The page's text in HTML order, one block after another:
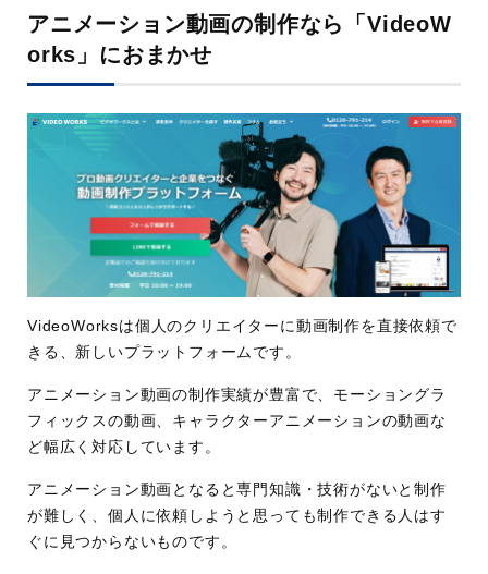
アニメーション動画の制作なら「VideoW
orks」におまかせ
VideoWorksは個人のクリエイターに動画制作を直接依頼で
きる、新しいプラットフォームです。
アニメーション動画の制作実績が豊富で、モーショングラ
フィックスの動画、キャラクターアニメーションの動画な
ど幅広く対応しています。
アニメーション動画となると専門知識・技術がないと制作
が難しく、個人に依頼しようと思っても制作できる人はす
ぐに見つからないものです。